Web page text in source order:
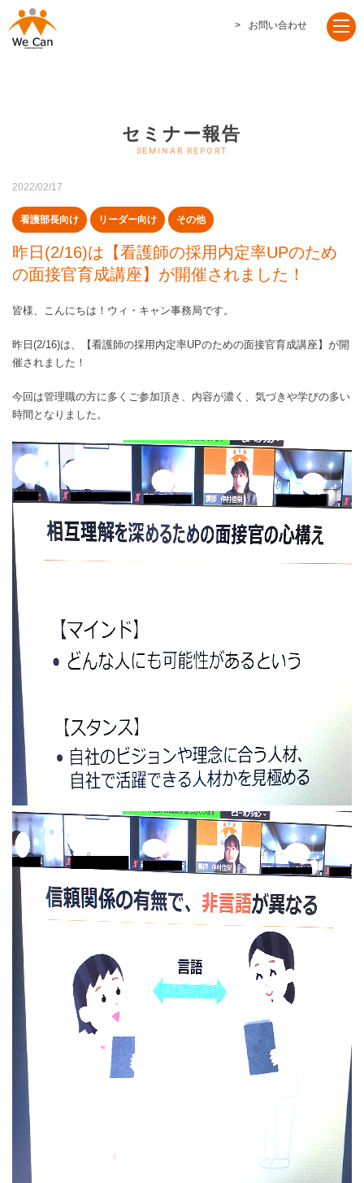
お問い合わせ
セミナー報告
2022/02/17
看護部長向け リーダー向け その他
昨日(2/16)は【看護師の採用内定率UPのため
の面接官育成講座】が開催されました！
皆様、こんにちは！ウィ・キャン事務局です。
昨日(2/16)は、【看護師の採用内定率UPのための面接官育成講座】が開
催されました！
今回は管理職の方に多くご参加頂き、内容が濃く、気づきや学びの多い
時間となりました。